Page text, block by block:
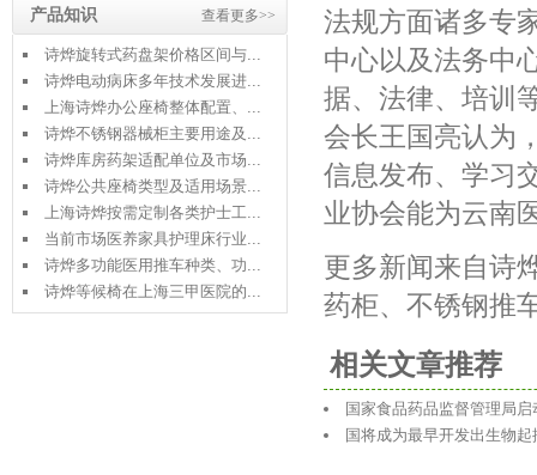
查看更多>>
产品知识
诗烨旋转式药盘架价格区间与...
诗烨电动病床多年技术发展进...
上海诗烨办公座椅整体配置、...
诗烨不锈钢器械柜主要用途及...
诗烨库房药架适配单位及市场...
诗烨公共座椅类型及适用场景...
上海诗烨按需定制各类护士工...
当前市场医养家具护理床行业...
诗烨多功能医用推车种类、功...
诗烨等候椅在上海三甲医院的...
法规方面诸多专
中心以及法务中
据、法律、培训
会长王国亮认为
信息发布、学习
业协会能为云南
更多新闻来自诗
药柜、 不锈钢推
相关文章推荐
国家食品药品监督管理局
国将成为最早开发出生物